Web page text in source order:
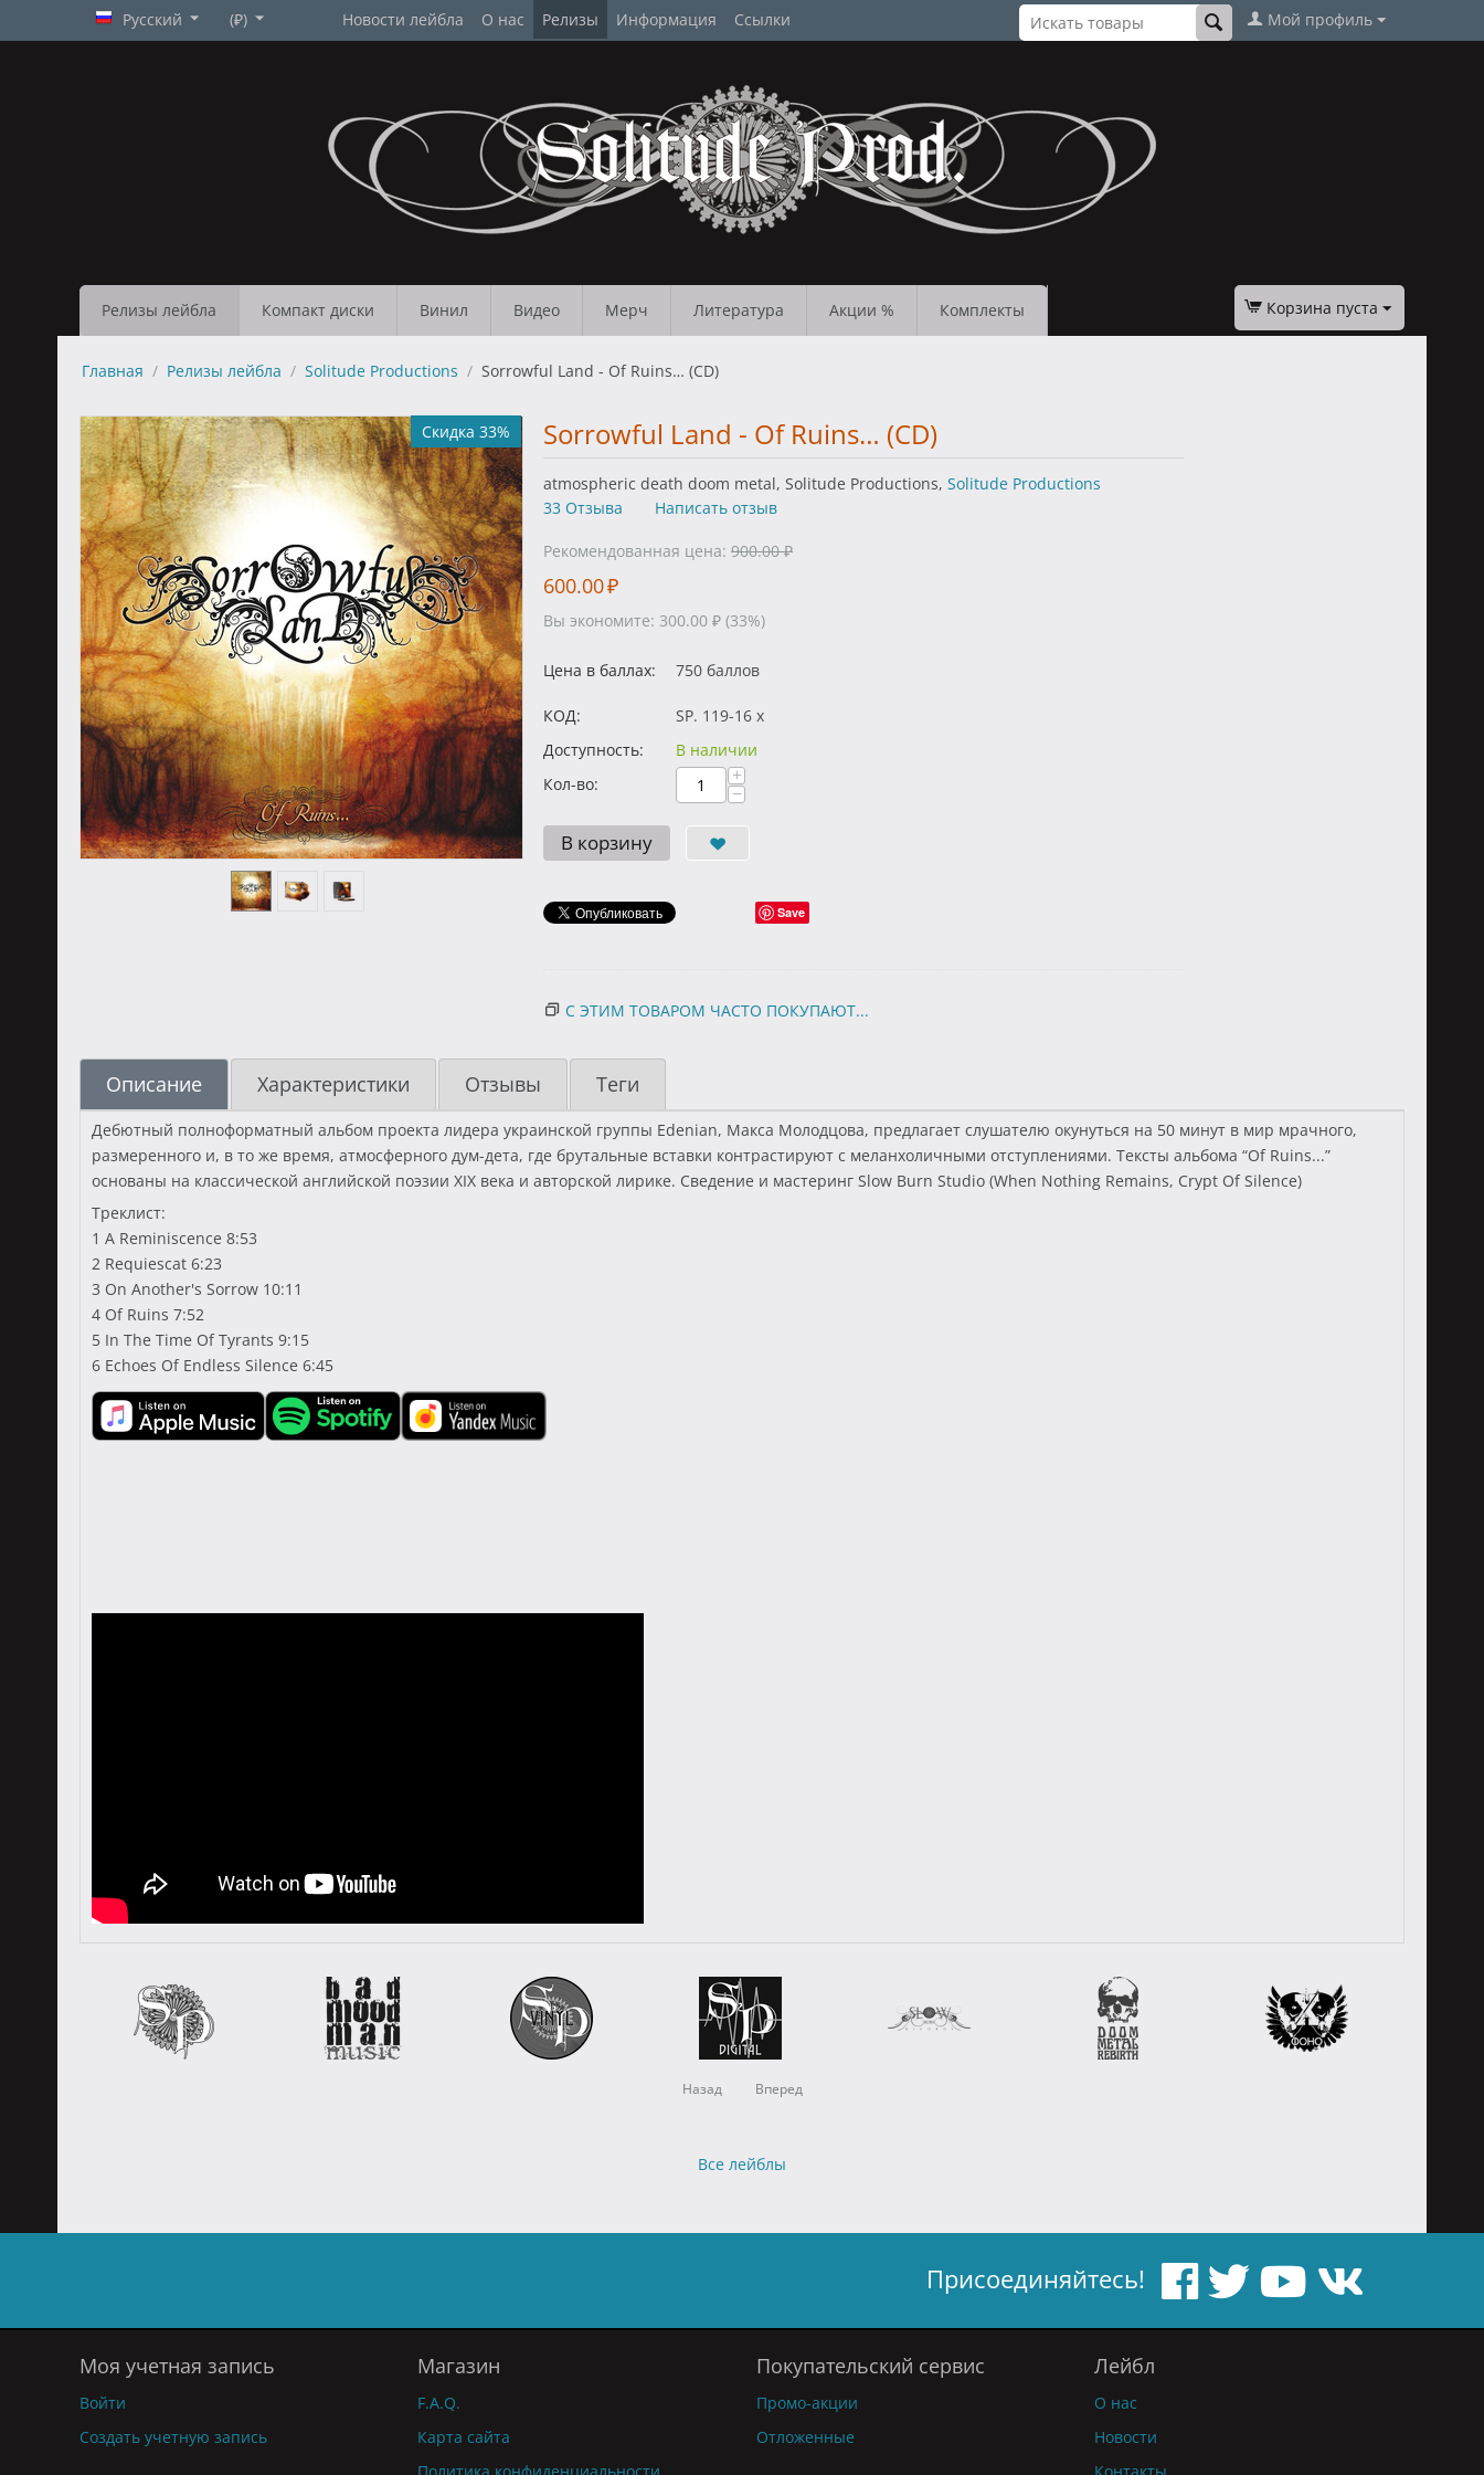
Русский (₽) Новости лейбла О нас Релизы Информация Ссылки Мой профиль
Релизы лейбла Компакт диски Винил Видео Мерч Литература Акции % Комплекты Корзина пуста
Главная / Релизы лейбла / Solitude Productions / Sorrowful Land - Of Ruins… (CD)
Скидка 33% Sorrowful Land - Of Ruins… (CD)
atmospheric death doom metal, Solitude Productions, Solitude Productions
33 Отзыва
Написать отзыв
Рекомендованная цена: 900.00 ₽
600.00₽
Вы экономите: 300.00 ₽ (33%)
Цена в баллах: 750 баллов
КОД:
SP. 119-16 x
Доступность:
В наличии
Кол-во:
+
−
В корзину
Save
С ЭТИМ ТОВАРОМ ЧАСТО ПОКУПАЮТ...
Описание Характеристики Отзывы Теги
Дебютный полноформатный альбом проекта лидера украинской группы Edenian, Макса Молодцова, предлагает слушателю окунуться на 50 минут в мир мрачного,
размеренного и, в то же время, атмосферного дум-дета, где брутальные вставки контрастируют с меланхоличными отступлениями. Тексты альбома “Of Ruins...”
основаны на классической английской поэзии XIX века и авторской лирике. Сведение и мастеринг Slow Burn Studio (When Nothing Remains, Crypt Of Silence)
Треклист:
1 A Reminiscence 8:53
2 Requiescat 6:23
3 On Another's Sorrow 10:11
4 Of Ruins 7:52
5 In The Time Of Tyrants 9:15
6 Echoes Of Endless Silence 6:45
Назад Вперед
Все лейблы
Присоединяйтесь!
Моя учетная запись
Войти
Создать учетную запись
Магазин
F.A.Q.
Карта сайта
Покупательский сервис
Промо-акции
Отложенные
Лейбл
О нас
Новости